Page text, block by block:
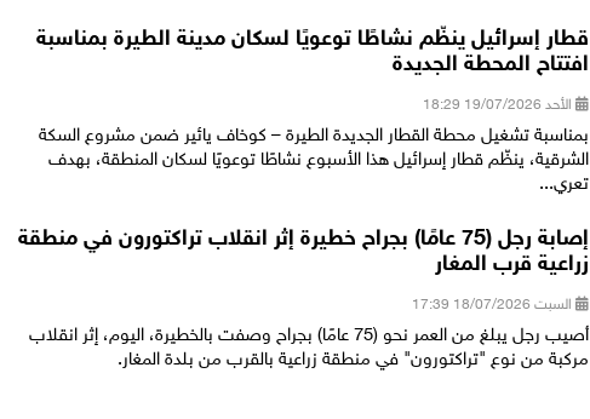
قطار إسرائيل ينظّم نشاطًا توعويًا لسكان مدينة الطيرة بمناسبة
افتتاح المحطة الجديدة
الأحد 19/07/2026 18:29
بمناسبة تشغيل محطة القطار الجديدة الطيرة – كوخاف يائير ضمن مشروع السكة
الشرقية، ينظّم قطار إسرائيل هذا الأسبوع نشاطًا توعويًا لسكان المنطقة، بهدف
تعري...
إصابة رجل (75 عامًا) بجراح خطيرة إثر انقلاب تراكتورون في منطقة
زراعية قرب المغار
السبت 18/07/2026 17:39
أصيب رجل يبلغ من العمر نحو (75 عامًا) بجراح وصفت بالخطيرة، اليوم، إثر انقلاب
مركبة من نوع "تراكتورون" في منطقة زراعية بالقرب من بلدة المغار.